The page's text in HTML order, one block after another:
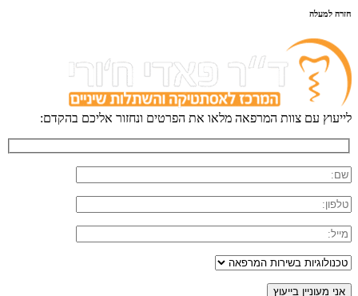
חזרה למעלה
לייעוץ עם צוות המרפאה מלאו את הפרטים ונחזור אליכם בהקדם: